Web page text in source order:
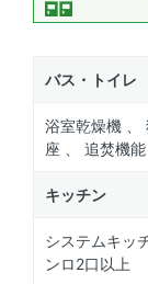
バス・トイレ
浴室乾燥機 、
座 、 追焚機能
キッチン
システムキッ
ンロ2口以上